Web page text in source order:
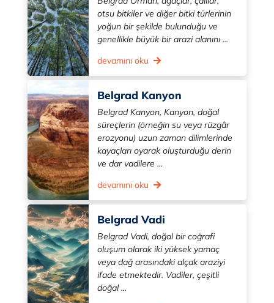
otsu bitkiler ve diğer bitki türlerinin
yoğun bir şekilde bulunduğu ve
genellikle büyük bir arazi alanını ...
devamını oku
Belgrad Kanyon
Belgrad Kanyon, Kanyon, doğal
süreçlerin (örneğin su veya rüzgâr
erozyonu) uzun zaman dilimlerinde
kayaçları oyarak oluşturduğu derin
ve dar vadilere ...
devamını oku
Belgrad Vadi
Belgrad Vadi, doğal bir coğrafi
oluşum olarak iki yüksek yamaç
veya dağ arasındaki alçak araziyi
ifade etmektedir. Vadiler, çeşitli
doğal ...